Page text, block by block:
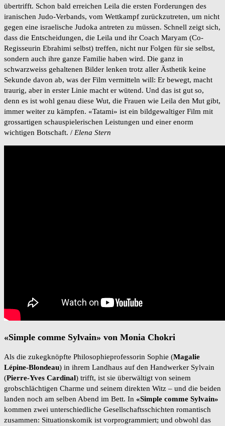
übertrifft. Schon bald erreichen Leila die ersten Forderungen des
iranischen Judo-Verbands, vom Wettkampf zurückzutreten, um nicht
gegen eine israelische Judoka antreten zu müssen. Schnell zeigt sich,
dass die Entscheidungen, die Leila und ihr Coach Maryam (Co-
Regisseurin Ebrahimi selbst) treffen, nicht nur Folgen für sie selbst,
sondern auch ihre ganze Familie haben wird. Die ganz in
schwarzweiss gehaltenen Bilder lenken trotz aller Ästhetik keine
Sekunde davon ab, was der Film vermitteln will: Er bewegt, macht
traurig, aber in erster Linie macht er wütend. Und das ist gut so,
denn es ist wohl genau diese Wut, die Frauen wie Leila den Mut gibt,
immer weiter zu kämpfen. «Tatami» ist ein bildgewaltiger Film mit
grossartigen schauspielerischen Leistungen und einer enorm
wichtigen Botschaft. / Elena Stern
«Simple comme Sylvain» von Monia Chokri
Als die zukegknöpfte Philosophieprofessorin Sophie (Magalie
Lépine-Blondeau) in ihrem Landhaus auf den Handwerker Sylvain
(Pierre-Yves Cardinal) trifft, ist sie überwältigt von seinem
grobschlächtigen Charme und seinem direkten Witz – und die beiden
landen noch am selben Abend im Bett. In «Simple comme Sylvain»
kommen zwei unterschiedliche Gesellschaftsschichten romantisch
zusammen: Situationskomik ist vorprogrammiert; und obwohl das